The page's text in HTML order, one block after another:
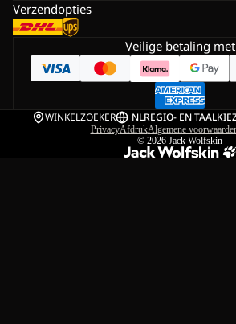
Verzendopties
Veilige betaling met
WINKELZOEKER NLREGIO- EN
PrivacyAfdrukAlgemene
© 2026 Jack Wolfskin